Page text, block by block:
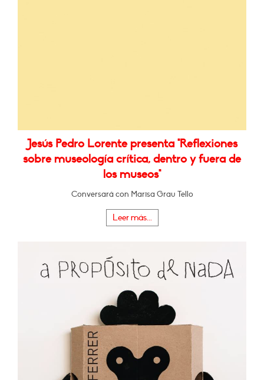
Jesús Pedro Lorente presenta "Reflexiones
sobre museología crítica, dentro y fuera de
los museos"
Conversará con Marisa Grau Tello
Leer más...